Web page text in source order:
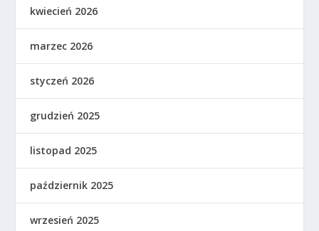
kwiecień 2026
marzec 2026
styczeń 2026
grudzień 2025
listopad 2025
październik 2025
wrzesień 2025